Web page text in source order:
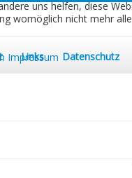
Links Datenschutz
uns helfen, diese
womöglich nicht mehr
Impressum